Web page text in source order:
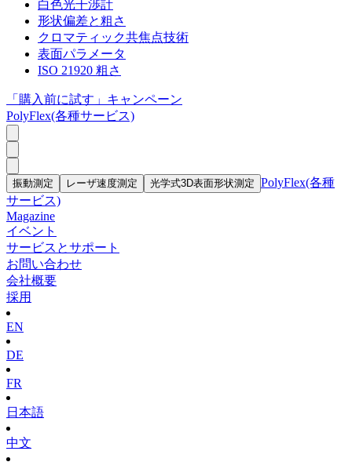
白色光干渉計
形状偏差と粗さ
クロマティック共焦点技術
表面パラメータ
ISO 21920 粗さ
「購入前に試す」キャンペーン
PolyFlex(各種サービス)
振動測定 レーザ速度測定 光学式3D表面形状測定 PolyFlex(各種
サービス)
Magazine
イベント
サービスとサポート
お問い合わせ
会社概要
採用
EN
DE
FR
日本語
中文